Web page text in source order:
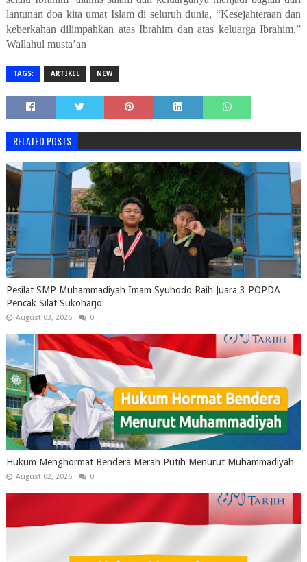
lantunan doa kita umat Islam di seluruh dunia, “Kesejahteraan dan
keberkahan dilimpahkan atas Ibrahim dan atas keluarga Ibrahim.”
Wallahul musta’an
TAGS: ARTIKEL NEW
RELATED POSTS
Pesilat SMP Muhammadiyah Imam Syuhodo Raih Juara 3 POPDA
Pencak Silat Sukoharjo
August 03, 2026 0
Hukum Menghormat Bendera Merah Putih Menurut Muhammadiyah
August 02, 2026 0